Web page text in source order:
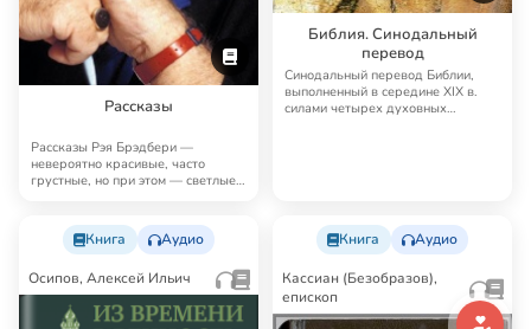
Рассказы
Рассказы Рэя Брэдбери —
невероятно красивые, часто
грустные, но при этом — светлые,
Библия. Синодальный
перевод
Синодальный перевод Библии,
выполненный в середине XIX в.
силами четырех духовных
Книга Аудио
Осипов, Алексей Ильич
Книга Аудио
Кассиан (Безобразов),
епископ